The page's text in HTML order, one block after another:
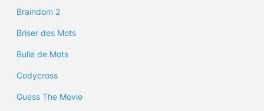
Braindom 2
Briser des Mots
Bulle de Mots
Codycross
Guess The Movie